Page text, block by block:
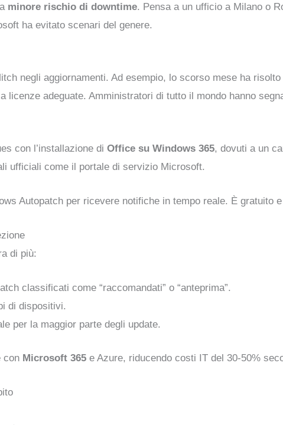
minore rischio di downtime. Pensa a un ufficio a Milano o
ha evitato scenari del genere.
negli aggiornamenti. Ad esempio, lo scorso mese ha
licenze adeguate. Amministratori di tutto il mondo hanno
con l’installazione di Office su Windows 365, dovuti a un
ufficiali come il portale di servizio Microsoft.
Autopatch per ricevere notifiche in tempo reale. È gratuito
di più:
classificati come “raccomandati” o “anteprima”.
di dispositivi.
per la maggior parte degli update.
con Microsoft 365 e Azure, riducendo costi IT del 30-50%